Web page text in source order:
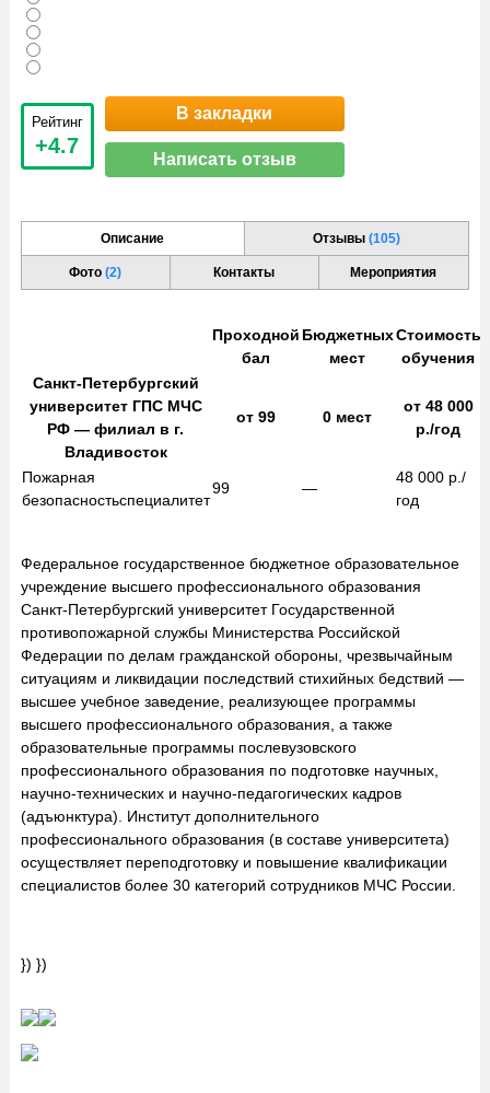
Рейтинг
+4.7
В закладки
Написать отзыв
Описание Отзывы (105)
Фото(2) Контакты Мероприятия
Проходной
бал
Бюджетных
мест
Стоимость
обучения
Санкт-Петербургский
университет ГПС МЧС
РФ — филиал в г.
Владивосток
от99 0 мест
от48 000
р./год
Пожарная
безопасностьспециалитет
99 —
48 000 р./
год
Федеральное государственное бюджетное образовательное
учреждение высшего профессионального образования
Санкт-Петербургский университет Государственной
противопожарной службы Министерства Российской
Федерации по делам гражданской обороны, чрезвычайным
ситуациям и ликвидации последствий стихийных бедствий —
высшее учебное заведение, реализующее программы
высшего профессионального образования, а также
образовательные программы послевузовского
профессионального образования по подготовке научных,
научно-технических и научно-педагогических кадров
(адъюнктура). Институт дополнительного
профессионального образования (в составе университета)
осуществляет переподготовку и повышение квалификации
специалистов более 30 категорий сотрудников МЧС России.
}) })